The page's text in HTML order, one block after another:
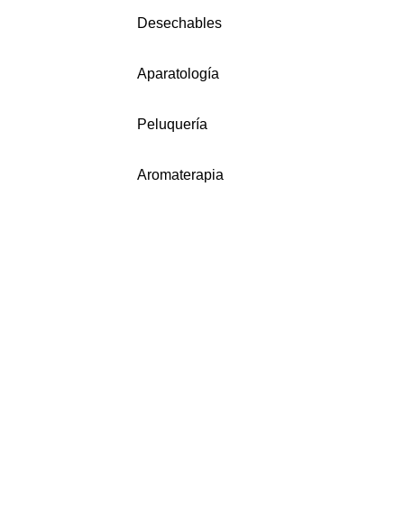
Desechables
Aparatología
Peluquería
Aromaterapia